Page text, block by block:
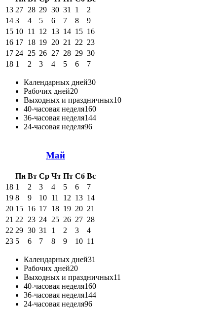
13 27 28 29 30 31 1
2
14 3 4 5 6 7 8
9
15 10 11 12 13 14 15 16
16 17 18 19 20 21 22 23
17 24 25 26 27 28 29 30
18 1 2 3 4 5 6 7
Календарных дней30
Рабочих дней20
Выходных и праздничных10
40-часовая неделя160
36-часовая неделя144
24-часовая неделя96
Май
Пн Вт Ср Чт Пт Сб Вс
18 1 2 3 4 5 6
7
19 8 9 10 11 12 13 14
20 15 16 17 18 19 20 21
21 22 23 24 25 26 27 28
22 29 30 31 1 2 3
4
23 5 6 7 8 9 10 11
Календарных дней31
Рабочих дней20
Выходных и праздничных11
40-часовая неделя160
36-часовая неделя144
24-часовая неделя96